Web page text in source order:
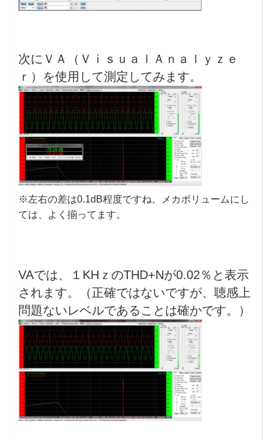
次にＶＡ（ＶｉｓｕａｌＡｎａｌｙｚｅ
ｒ）を使用して測定してみます。
※左右の差は0.1dB程度ですね。メカボリュームにし
ては、よく揃ってます。
VAでは、１KHｚのTHD+Nが0.02％と表示
されます。（正確ではないですが、聴感上
問題ないレベルであることは確かです。）